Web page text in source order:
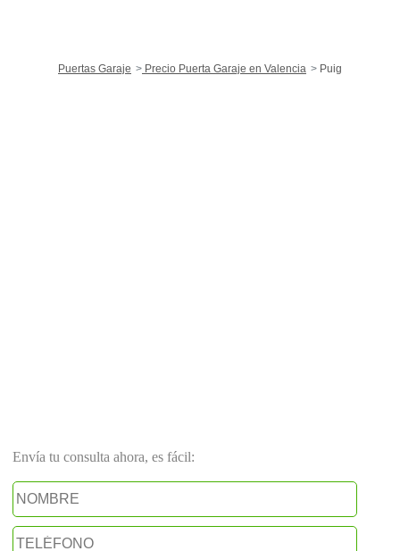
Puertas Garaje Precio Puerta Garaje en Valencia Puig
Envía tu consulta ahora, es fácil: